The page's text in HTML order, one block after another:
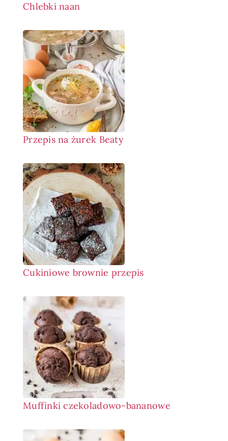
Chlebki naan
Przepis na żurek Beaty
Cukiniowe brownie przepis
Muffinki czekoladowo-bananowe